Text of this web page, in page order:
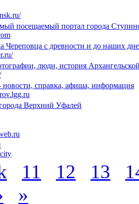
посещаемый портал города
Череповца с древности и до наших
люди, история
новости, справка, афиша, информация
Верхний Уфалей
11 12 13
»